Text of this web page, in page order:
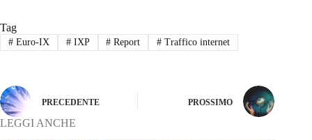
Tag
#Euro-IX #IXP # Report # Traffico internet
PRECEDENTE PROSSIMO
LEGGI ANCHE